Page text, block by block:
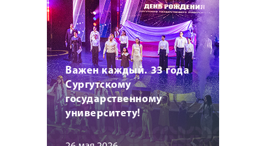
Важен каждый. 33 года
Сургутскому
государственному
университету!